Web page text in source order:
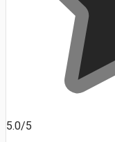
5.0/5